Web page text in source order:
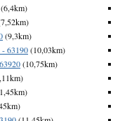
(6,4km)
(9,3km)
63190(10,03km)
(10,75km)